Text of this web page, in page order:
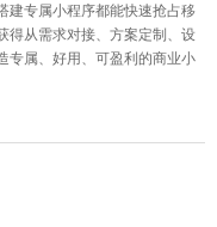
专属小程序都能快速抢占移
得从需求对接、方案定制、设
专属、好用、可盈利的商业小